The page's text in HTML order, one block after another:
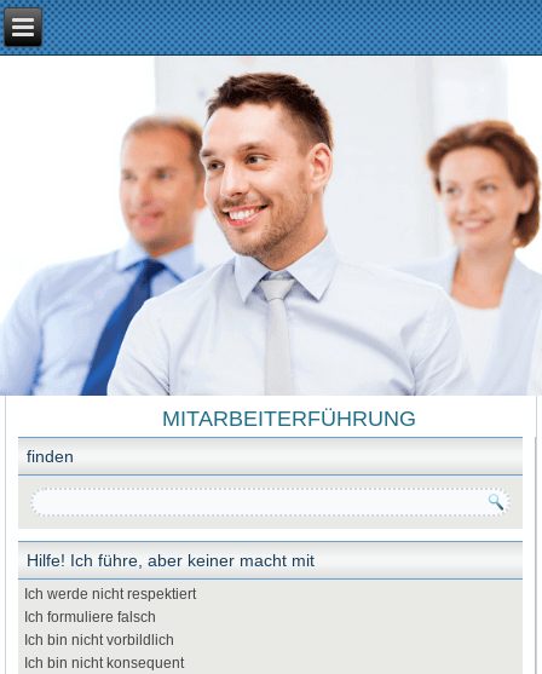
MITARBEITERFÜHRUNG
finden
Hilfe! Ich führe, aber keiner macht mit
Ich werde nicht respektiert
Ich formuliere falsch
Ich bin nicht vorbildlich
Ich bin nicht konsequent